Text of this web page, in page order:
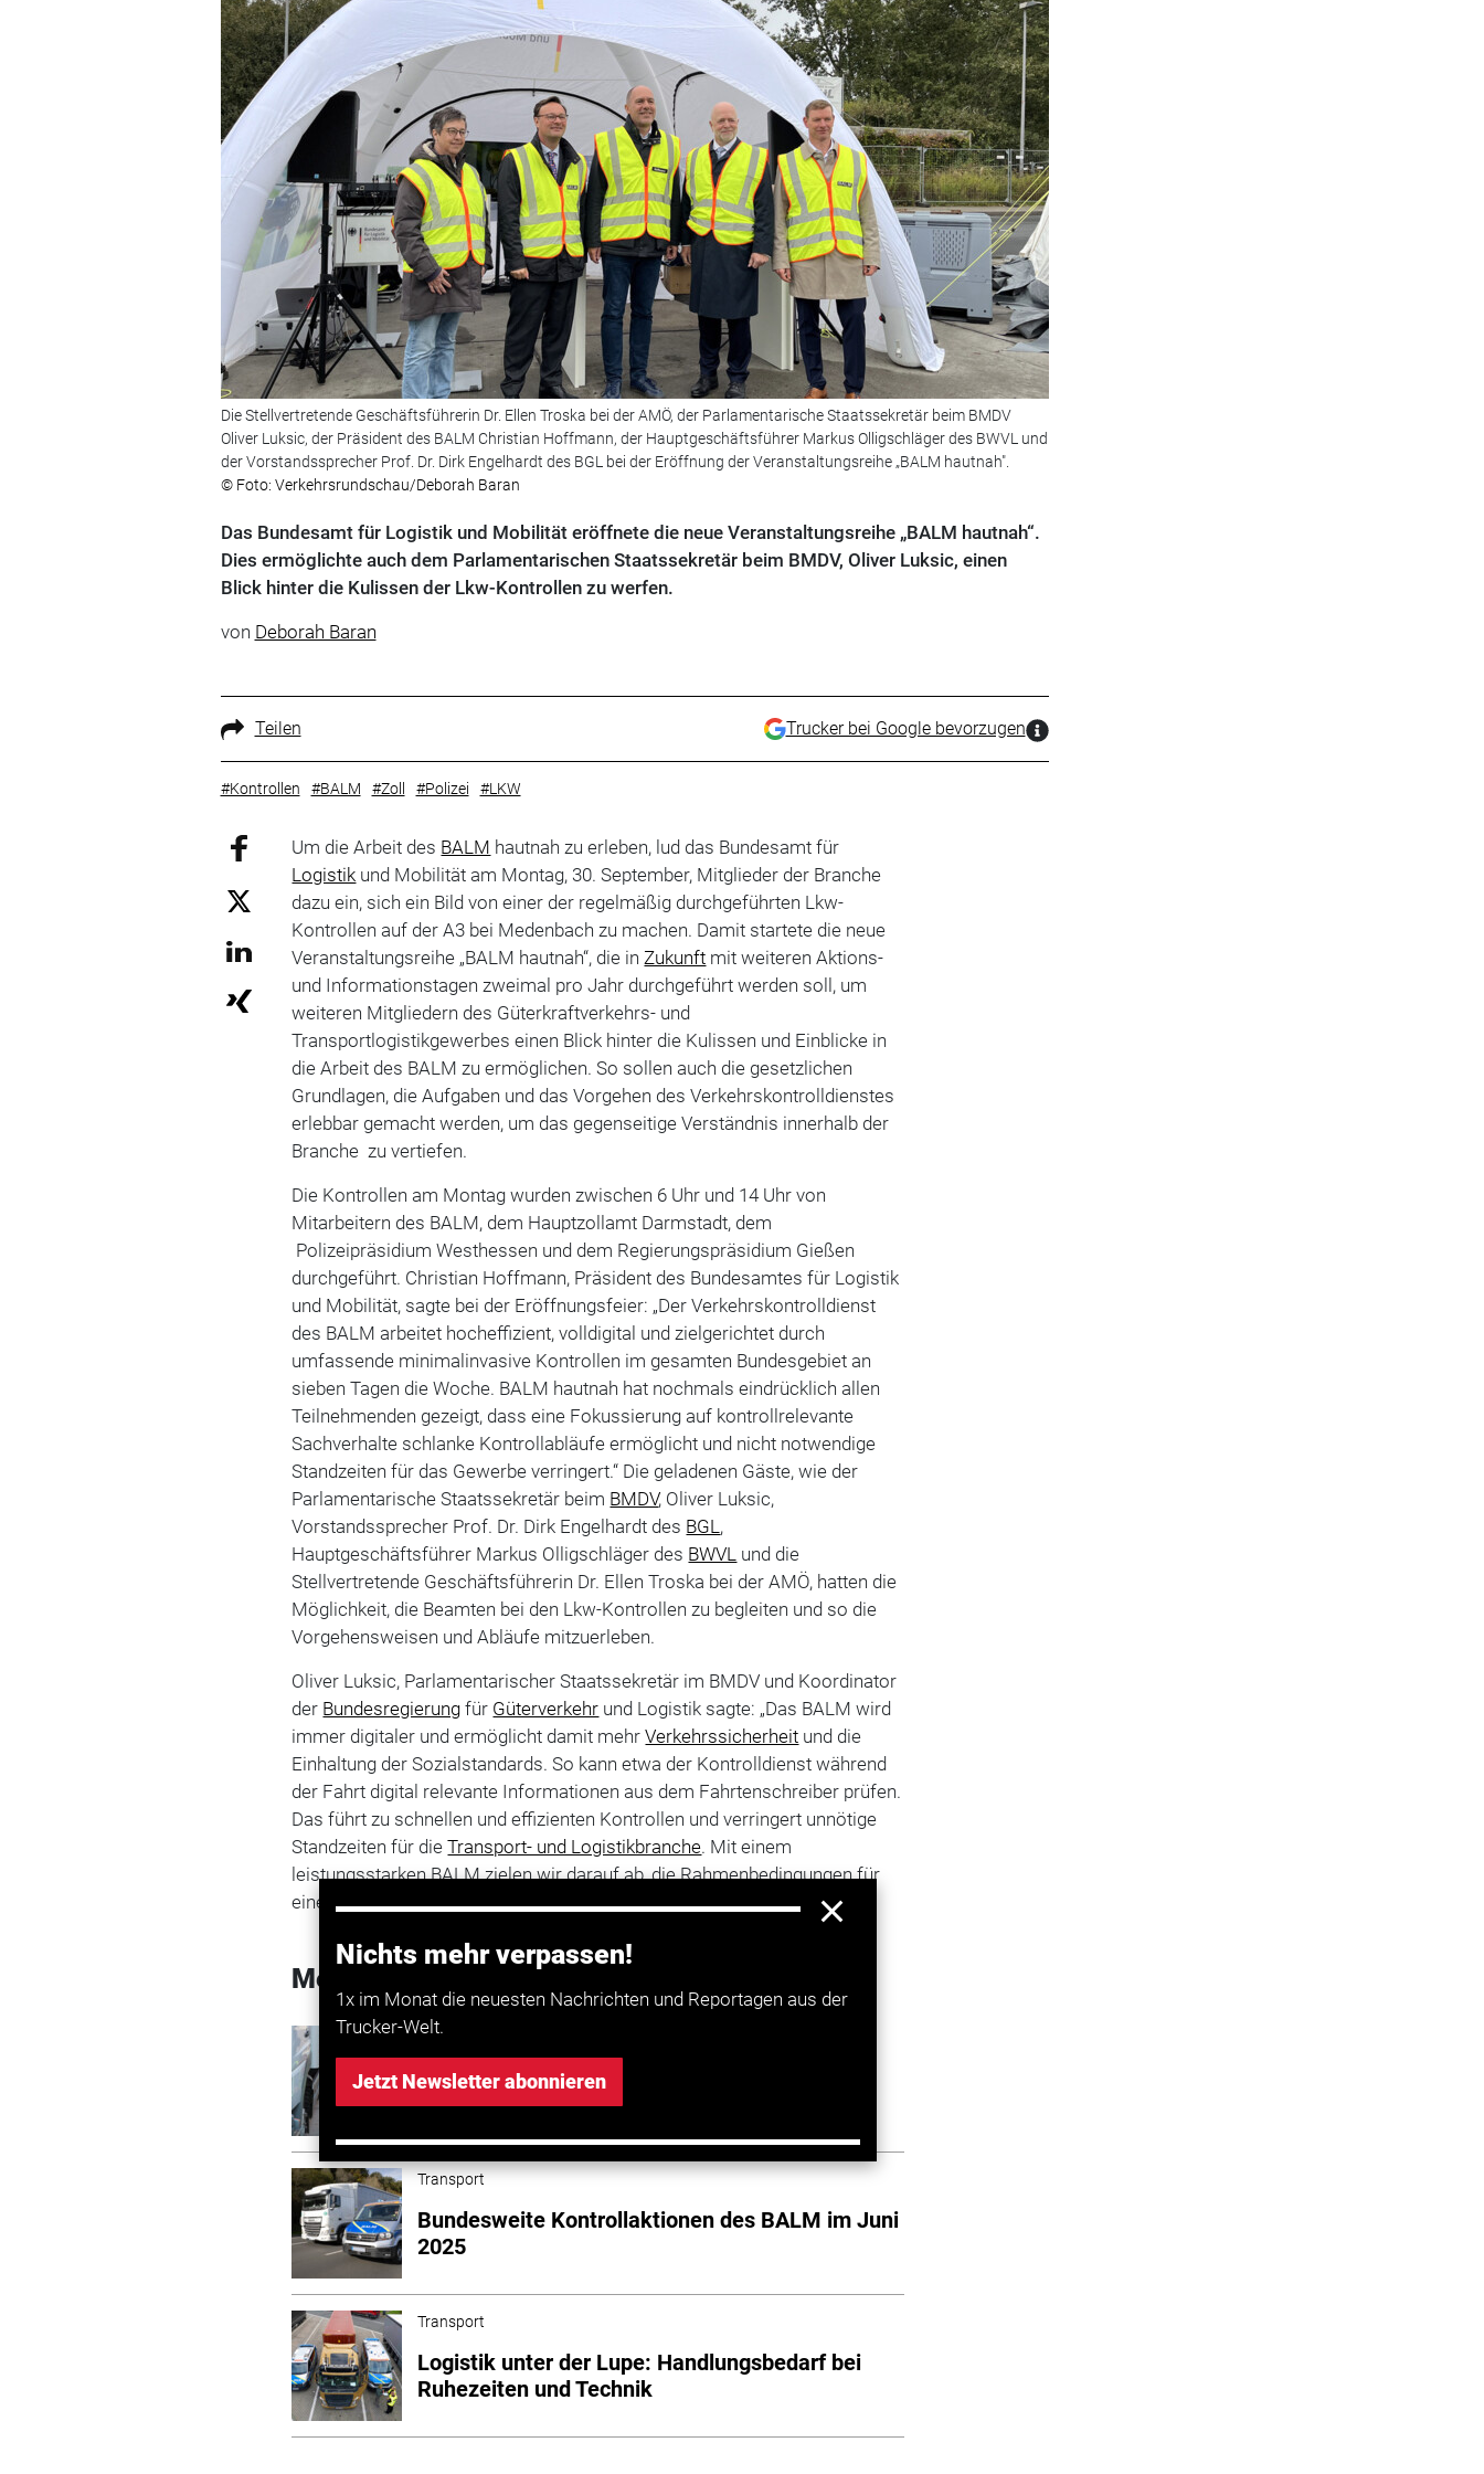
Die Stellvertretende Geschäftsführerin Dr. Ellen Troska bei der AMÖ, der Parlamentarische Staatssekretär beim BMDV
Oliver Luksic, der Präsident des BALM Christian Hoffmann, der Hauptgeschäftsführer Markus Olligschläger des BWVL und
der Vorstandssprecher Prof. Dr. Dirk Engelhardt des BGL bei der Eröffnung der Veranstaltungsreihe „BALM hautnah".
© Foto: Verkehrsrundschau/Deborah Baran
Das Bundesamt für Logistik und Mobilität eröffnete die neue Veranstaltungsreihe „BALM hautnah“.
Dies ermöglichte auch dem Parlamentarischen Staatssekretär beim BMDV, Oliver Luksic, einen
Blick hinter die Kulissen der Lkw-Kontrollen zu werfen.
von Deborah Baran
Teilen Trucker bei Google bevorzugen
#Kontrollen #BALM #Zoll #Polizei #LKW
Nichts mehr verpassen!
1x im Monat die neuesten Nachrichten und Reportagen aus der
Trucker-Welt.
Jetzt Newsletter abonnieren
Um die Arbeit des BALM hautnah zu erleben, lud das Bundesamt für
Logistik und Mobilität am Montag, 30. September, Mitglieder der Branche
dazu ein, sich ein Bild von einer der regelmäßig durchgeführten Lkw-
Kontrollen auf der A3 bei Medenbach zu machen. Damit startete die neue
Veranstaltungsreihe „BALM hautnah“, die inZukunft mit weiteren Aktions-
und Informationstagen zweimal pro Jahr durchgeführt werden soll, um
weiteren Mitgliedern des Güterkraftverkehrs- und
Transportlogistikgewerbes einen Blick hinter die Kulissen und Einblicke in
die Arbeit des BALM zu ermöglichen. So sollen auch die gesetzlichen
Grundlagen, die Aufgaben und das Vorgehen des Verkehrskontrolldienstes
erlebbar gemacht werden, um das gegenseitige Verständnis innerhalb der
Branche zu vertiefen.
Die Kontrollen am Montag wurden zwischen 6 Uhr und 14 Uhr von
Mitarbeitern des BALM, dem Hauptzollamt Darmstadt, dem
Polizeipräsidium Westhessen und dem Regierungspräsidium Gießen
durchgeführt. Christian Hoffmann, Präsident des Bundesamtes für Logistik
und Mobilität, sagte bei der Eröffnungsfeier: „Der Verkehrskontrolldienst
des BALM arbeitet hocheffizient, volldigital und zielgerichtet durch
umfassende minimalinvasive Kontrollen im gesamten Bundesgebiet an
sieben Tagen die Woche. BALM hautnah hat nochmals eindrücklich allen
Teilnehmenden gezeigt, dass eine Fokussierung auf kontrollrelevante
Sachverhalte schlanke Kontrollabläufe ermöglicht und nicht notwendige
Standzeiten für das Gewerbe verringert.“ Die geladenen Gäste, wie der
Parlamentarische Staatssekretär beim BMDV, Oliver Luksic,
Vorstandssprecher Prof. Dr. Dirk Engelhardt des BGL,
Hauptgeschäftsführer Markus Olligschläger des BWVL und die
Stellvertretende Geschäftsführerin Dr. Ellen Troska bei der AMÖ, hatten die
Möglichkeit, die Beamten bei den Lkw-Kontrollen zu begleiten und so die
Vorgehensweisen und Abläufe mitzuerleben.
Oliver Luksic, Parlamentarischer Staatssekretär im BMDV und Koordinator
der Bundesregierung für Güterverkehr und Logistik sagte: „Das BALM wird
immer digitaler und ermöglicht damit mehrVerkehrssicherheit und die
Einhaltung der Sozialstandards. So kann etwa der Kontrolldienst während
der Fahrt digital relevante Informationen aus dem Fahrtenschreiber prüfen.
Das führt zu schnellen und effizienten Kontrollen und verringert unnötige
Standzeiten für dieTransport- und Logistikbranche. Mit einem
leistungsstarken BALM zielen wir darauf ab, die Rahmenbedingungen für
einen wettbewerbsfähigen und fairenStraßengüterverkehrzu stärken."
Mehr zum Thema entdecken
Transport
BALM verstärkt Lkw-Kontrollen: Fokus auf
Kabotage und wöchentliche Ruhezeit
Transport
Bundesweite Kontrollaktionen des BALM im Juni
2025
Transport
Logistik unter der Lupe: Handlungsbedarf bei
Ruhezeiten und Technik